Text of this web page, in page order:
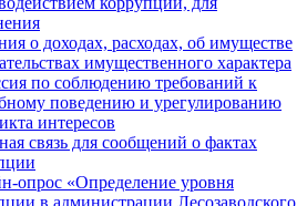
о доходах, расходах, об имуществе
имущественного характера
по соблюдению требований к
поведению и урегулированию
интересов
связь для сообщений о фактах
опрос «Определение уровня